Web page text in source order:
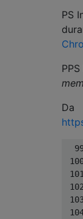
PS
Da